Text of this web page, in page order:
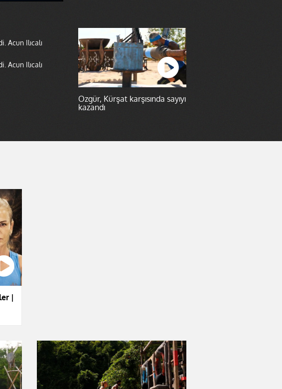
Acun Ilıcalı
Acun Ilıcalı
Özgür, Kürşat karşısında sayıyı
kazandı
|